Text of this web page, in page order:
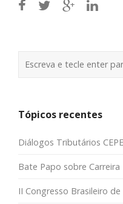
Tópicos recentes
Diálogos Tributários
Bate Papo sobre Carreira
II Congresso Brasileiro